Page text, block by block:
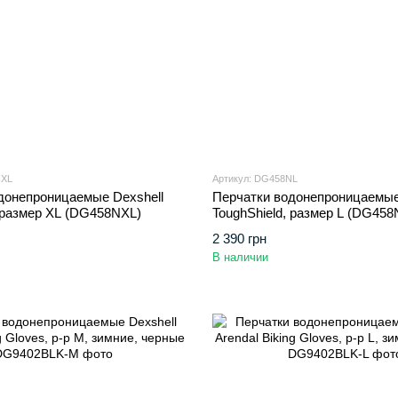
Dexshell
XL (DG458NXL)
Артикул: DG458NL
Перчатки
ToughShield, размер L
2 390 грн
В наличии